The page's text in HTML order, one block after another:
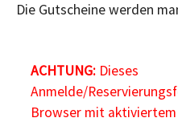
Die Gutscheine werden
ACHTUNG:Dieses
Anmelde/
Browser mit